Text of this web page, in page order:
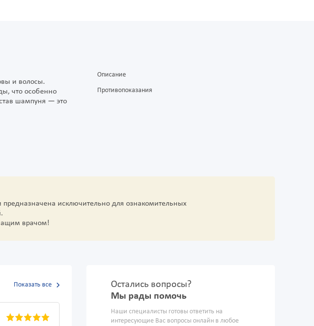
и волосы.
что особенно
шампуня — это
Описание
Противопоказания
исключительно для ознакомительных
врачом!
Показать все
Остались вопросы?
Мы рады помочь
Наши специалисты готовы ответить на
интересующие Вас вопросы онлайн в любое